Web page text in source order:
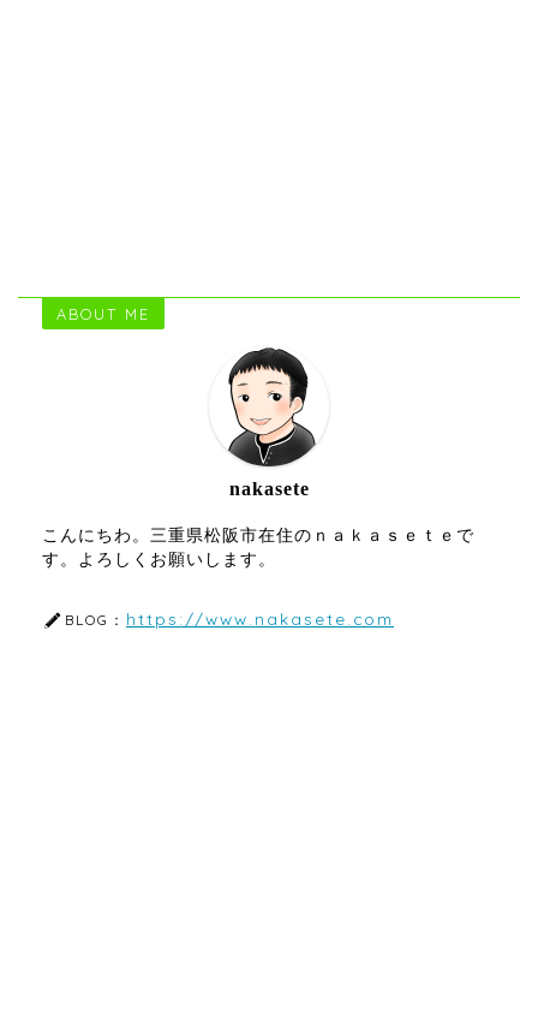
ABOUT ME
nakasete
こんにちわ。三重県松阪市在住のｎａｋａｓｅｔｅで
す。よろしくお願いします。
BLOG： https://www.nakasete.com